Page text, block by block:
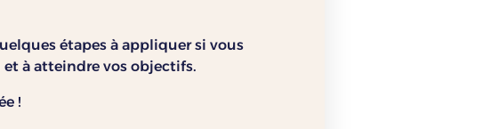
étapes à appliquer si vous
à atteindre vos objectifs.
!